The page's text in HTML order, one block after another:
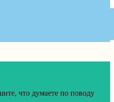
что думаете по поводу